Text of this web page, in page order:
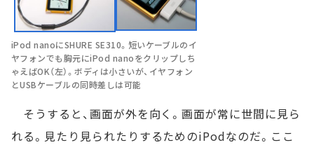
iPod nanoにSHURE SE310。短いケーブルのイ
ヤフォンでも胸元にiPod nanoをクリップしち
ゃえばOK（左）。ボディは小さいが、イヤフォン
とUSBケーブルの同時差しは可能
そうすると、画面が外を向く。画面が常に世間に見ら
れる。見たり見られたりするためのiPodなのだ。ここ